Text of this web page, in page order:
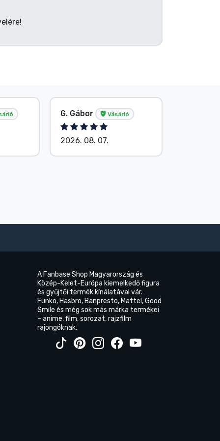
G. Gábor Vásárló
2026. 08. 07.
A Fanbase Shop Magyarország és
Közép-Kelet-Európa kiemelkedő figura
és gyűjtői termék kínálatával vár.
Funko, Hasbro, Banpresto, Mattel, Good
Smile és még sok más márka termékei
– anime, film, sorozat, rajzfilm
rajongóknak.